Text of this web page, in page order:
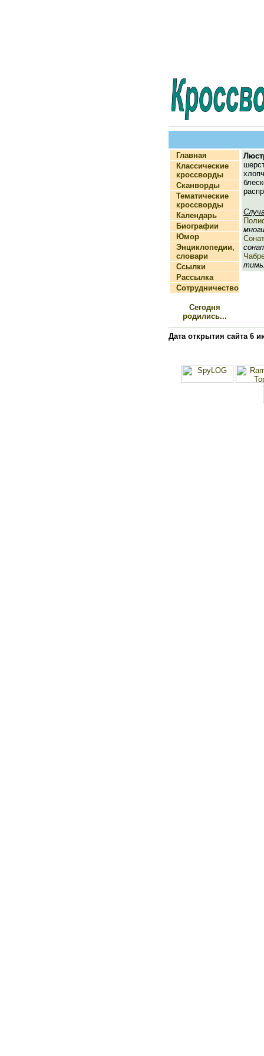
Главная
Классические
кроссворды
Сканворды
Тематические
кроссворды
Календарь
Биографии
Юмор
Энциклопедии,
словари
Ссылки
Рассылка
Сотрудничество
Сегодня
родились...
Дата открытия сайта 6